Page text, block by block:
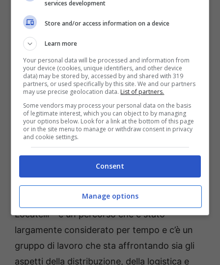
Nel piano vaccinale ci sono da integrare gli
aspetti della distribuzione e logistica e quello
sanitario. Ovvero a chi fare il vaccino e come
procedere nel distribuirlo. Due aspetti che
sono complementari.
Il vaccino di Pfizer Biontech richiede una
temperature di -80 gradi. Al momento
ricevere farmaci, non dispongono di
frigoriferi a questa temperatura: “La gestione
catena del freddo – ha spiegato
Locatelli – è un percorso che è stato
largamente considerato per tempo e c’è un
gruppo di lavoro che sta affrontando sia gli
aspetti della distribuzione, della logistica e
services development
Store and/or access information on a device
Learn more
Your personal data will be processed and information from
your device (cookies, unique identifiers, and other device
data) may be stored by, accessed by and shared with 319
partners, or used specifically by this site. We and our partners
may use precise geolocation data. List of partners.
Some vendors may process your personal data on the basis
of legitimate interest, which you can object to by managing
your options below. Look for a link at the bottom of this page
or in the site menu to manage or withdraw consent in privacy
and cookie settings.
Consent
Manage options